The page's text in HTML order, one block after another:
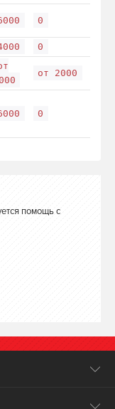
0
0
от 2000
0
помощь с